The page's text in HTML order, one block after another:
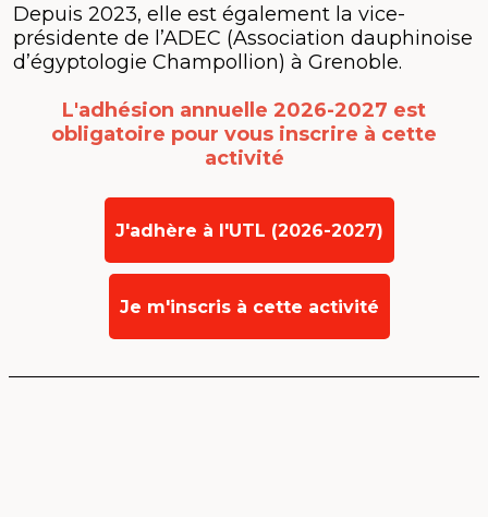
Depuis 2023, elle est également la vice-
présidente de l’ADEC (Association dauphinoise
d’égyptologie Champollion) à Grenoble.
L'adhésion annuelle 2026-2027 est
obligatoire pour vous inscrire à cette
activité
J'adhère à l'UTL (2026-2027)
Je m'inscris à cette activité